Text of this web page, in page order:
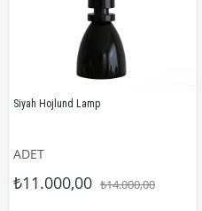
Siyah Hojlund Lamp
ADET
₺11.000,00 ₺14.000,00